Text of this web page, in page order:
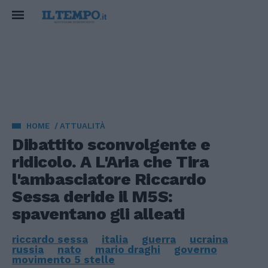
HOME ATTUALITÀ
Dibattito sconvolgente e
ridicolo. A L'Aria che Tira
l'ambasciatore Riccardo
Sessa deride il M5S:
spaventano gli alleati
riccardo sessa italia guerra
ucraina
russia
nato mario draghi
governo
movimento 5 stelle